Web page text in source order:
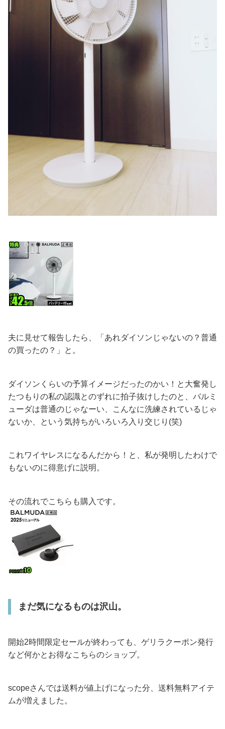
夫に見せて報告したら、「あれダイソンじゃないの？普通
の買ったの？」と。
ダイソンくらいの予算イメージだったのかい！と大奮発し
たつもりの私の認識とのずれに拍子抜けしたのと、バルミ
ューダは普通のじゃなーい、こんなに洗練されているじゃ
ないか、という気持ちがいろいろ入り交じり(笑)
これワイヤレスになるんだから！と、私が発明したわけで
もないのに得意げに説明。
その流れでこちらも購入です。
まだ気になるものは沢山。
開始2時間限定セールが終わっても、ゲリラクーポン発行
など何かとお得なこちらのショップ。
scopeさんでは送料が値上げになった分、送料無料アイテ
ムが増えました。